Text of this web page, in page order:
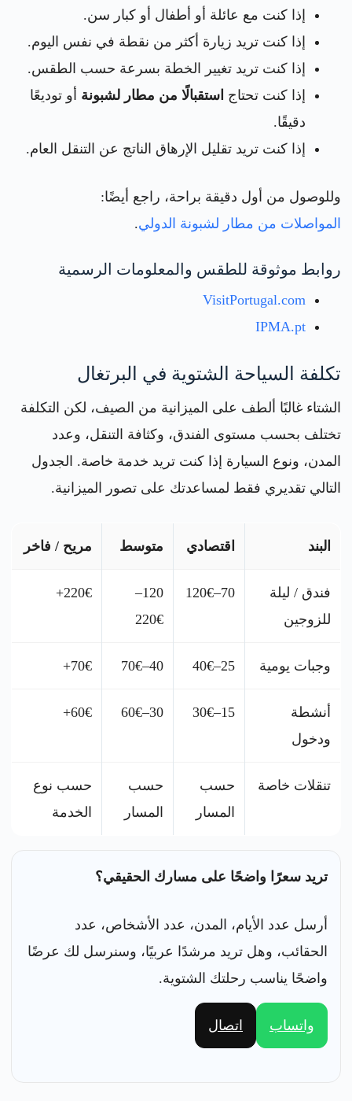
إذا كنت مع عائلة أو أطفال أو كبار سن.
إذا كنت تريد زيارة أكثر من نقطة في نفس اليوم.
إذا كنت تريد تغيير الخطة بسرعة حسب الطقس.
إذا كنت تحتاج استقبالًا من مطار لشبونة أو توديعًا
دقيقًا.
إذا كنت تريد تقليل الإرهاق الناتج عن التنقل العام.
وللوصول من أول دقيقة براحة، راجع أيضًا:
المواصلات من مطار لشبونة الدولي.
روابط موثوقة للطقس والمعلومات الرسمية
VisitPortugal.com
IPMA.pt
تكلفة السياحة الشتوية في البرتغال
الشتاء غالبًا ألطف على الميزانية من الصيف، لكن التكلفة
تختلف بحسب مستوى الفندق، وكثافة التنقل، وعدد
المدن، ونوع السيارة إذا كنت تريد خدمة خاصة. الجدول
التالي تقديري فقط لمساعدتك على تصور الميزانية.
البند اقتصادي متوسط مريح / فاخر
فندق / ليلة
للزوجين
70–120€
120–
220€
220€+
وجبات يومية 25–40€
40–70€
70€+
أنشطة
ودخول
15–30€
30–60€
60€+
تنقلات خاصة
حسب
المسار
حسب
المسار
حسب نوع
الخدمة
تريد سعرًا واضحًا على مسارك الحقيقي؟
أرسل عدد الأيام، المدن، عدد الأشخاص، عدد
الحقائب، وهل تريد مرشدًا عربيًا، وسنرسل لك عرضًا
واضحًا يناسب رحلتك الشتوية.
واتساب اتصال